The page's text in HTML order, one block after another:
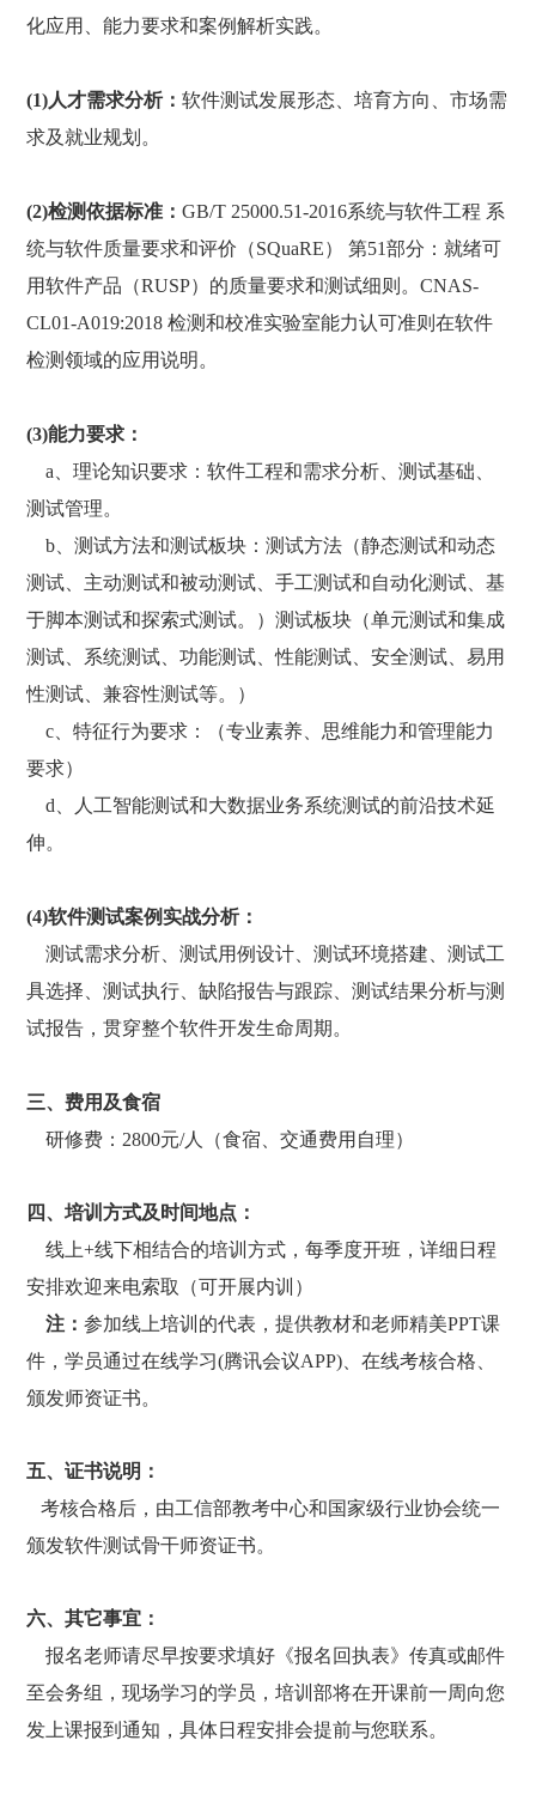
化应用、能力要求和案例解析实践。
(1)人才需求分析：软件测试发展形态、培育方向、市场需
求及就业规划。
(2)检测依据标准：GB/T 25000.51-2016系统与软件工程 系
统与软件质量要求和评价（SQuaRE） 第51部分：就绪可
用软件产品（RUSP）的质量要求和测试细则。CNAS-
CL01-A019:2018 检测和校准实验室能力认可准则在软件
检测领域的应用说明。
(3)能力要求：
a、理论知识要求：软件工程和需求分析、测试基础、
测试管理。
b、测试方法和测试板块：测试方法（静态测试和动态
测试、主动测试和被动测试、手工测试和自动化测试、基
于脚本测试和探索式测试。）测试板块（单元测试和集成
测试、系统测试、功能测试、性能测试、安全测试、易用
性测试、兼容性测试等。）
c、特征行为要求：（专业素养、思维能力和管理能力
要求）
d、人工智能测试和大数据业务系统测试的前沿技术延
伸。
(4)软件测试案例实战分析：
测试需求分析、测试用例设计、测试环境搭建、测试工
具选择、测试执行、缺陷报告与跟踪、测试结果分析与测
试报告，贯穿整个软件开发生命周期。
三、费用及食宿
研修费：2800元/人（食宿、交通费用自理）
四、培训方式及时间地点：
线上+线下相结合的培训方式，每季度开班，详细日程
安排欢迎来电索取（可开展内训）
注：参加线上培训的代表，提供教材和老师精美PPT课
件，学员通过在线学习(腾讯会议APP)、在线考核合格、
颁发师资证书。
五、证书说明：
考核合格后，由工信部教考中心和国家级行业协会统一
颁发软件测试骨干师资证书。
六、其它事宜：
报名老师请尽早按要求填好《报名回执表》传真或邮件
至会务组，现场学习的学员，培训部将在开课前一周向您
发上课报到通知，具体日程安排会提前与您联系。